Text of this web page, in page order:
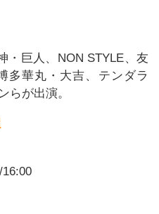
・巨人、NON STYLE、友
多華丸・大吉、テンダラ
らが出演。